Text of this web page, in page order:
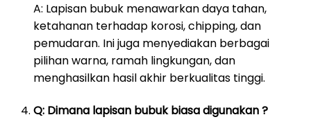
A: Lapisan bubuk menawarkan daya tahan,
ketahanan terhadap korosi, chipping, dan
pemudaran. Ini juga menyediakan berbagai
pilihan warna, ramah lingkungan, dan
menghasilkan hasil akhir berkualitas tinggi.
Q: Dimana lapisan bubuk biasa digunakan ?